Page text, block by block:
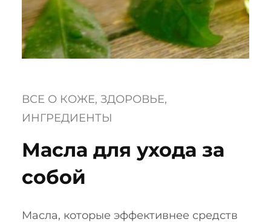
ВСЕ О КОЖЕ, ЗДОРОВЬЕ
ИНГРЕДИЕНТЫ
Масла для ухода за
собой
Масла, которые эффективнее средств